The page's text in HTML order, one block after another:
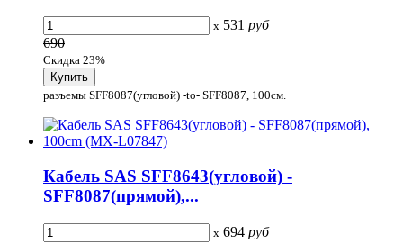
x 531 руб
690
Скидка 23%
разъемы SFF8087(угловой) -to- SFF8087, 100cм.
Кабель SAS SFF8643(угловой) -
SFF8087(прямой),...
x 694 руб